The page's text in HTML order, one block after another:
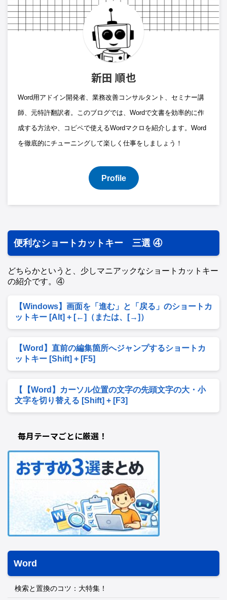
新田 順也
Word用アドイン開発者、業務改善コンサルタント、セミナー講
師、元特許翻訳者。このブログでは、Wordで文書を効率的に作
成する方法や、コピペで使えるWordマクロを紹介します。Word
を徹底的にチューニングして楽しく仕事をしましょう！
Profile
便利なショートカットキー 三選 ④
どちらかというと、少しマニアックなショートカットキー
の紹介です。④
【Windows】画面を「進む」と「戻る」のショートカ
ットキー [Alt] + [←]（または、[→]）
【Word】直前の編集箇所へジャンプするショートカ
ットキー [Shift] + [F5]
【【Word】カーソル位置の文字の先頭文字の大・小
文字を切り替える [Shift] + [F3]
毎月テーマごとに厳選！
Word
検索と置換のコツ：大特集！